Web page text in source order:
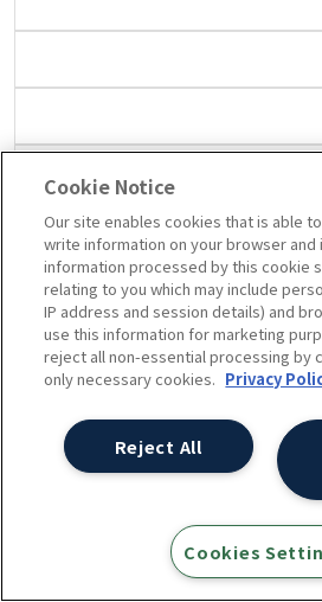
Gemini 2.5 Pro
Cookie Notice
Our site enables cookies that is able
write information on your browser and
information processed by this cookie
relating to you which may include
IP address and session details) and
use this information for marketing
reject all non-essential processing by
only necessary cookies. Privacy
Reject All
Cookies